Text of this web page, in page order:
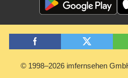
© 1998–2026 imfernsehen